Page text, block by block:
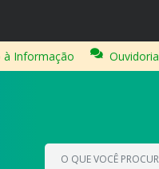
à Informação Ouvidoria